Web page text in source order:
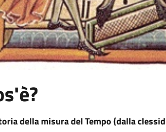
della misura del Tempo (dalla